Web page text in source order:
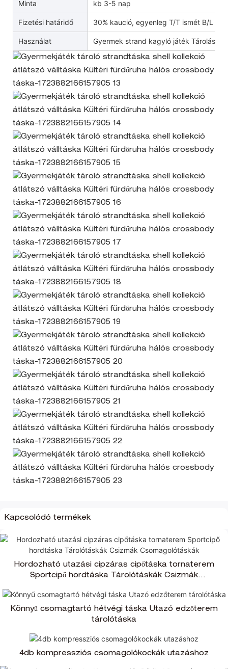
Minta kb 3-5 nap
Fizetési határidő 30% kaució, egyenleg T/T ismét B/L
Használat Gyermek strand kagyló játék Tárolás
Kapcsolódó termékek
Hordozható utazási cipzáras cipőtáska tornaterem
Sportcipő hordtáska Tárolótáskák Csizmák
Könnyű csomagtartó hétvégi táska Utazó edzőterem
tárolótáska
4db kompressziós csomagolókockák utazáshoz